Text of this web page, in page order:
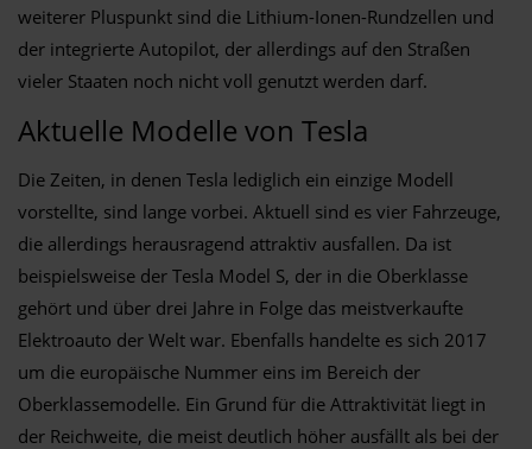
weiterer Pluspunkt sind die Lithium-Ionen-Rundzellen und
der integrierte Autopilot, der allerdings auf den Straßen
vieler Staaten noch nicht voll genutzt werden darf.
Aktuelle Modelle von Tesla
Die Zeiten, in denen Tesla lediglich ein einzige Modell
vorstellte, sind lange vorbei. Aktuell sind es vier Fahrzeuge,
die allerdings herausragend attraktiv ausfallen. Da ist
beispielsweise der Tesla Model S, der in die Oberklasse
gehört und über drei Jahre in Folge das meistverkaufte
Elektroauto der Welt war. Ebenfalls handelte es sich 2017
um die europäische Nummer eins im Bereich der
Oberklassemodelle. Ein Grund für die Attraktivität liegt in
der Reichweite, die meist deutlich höher ausfällt als bei der